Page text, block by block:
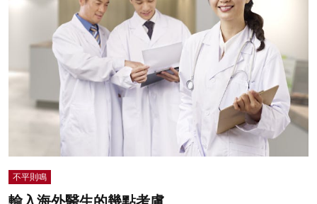
不平則鳴